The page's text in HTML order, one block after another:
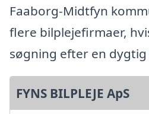
Faaborg-Midtfyn
flere bilplejefirmaer,
søgning efter en dygtig
FYNS BILPLEJE ApS